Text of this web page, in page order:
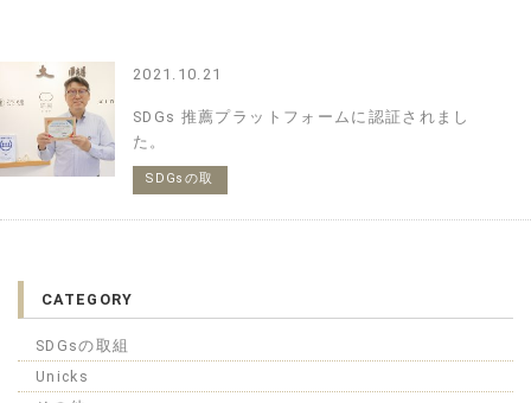
2021.10.21
SDGs 推薦プラットフォームに認証されまし
た。
SDGsの取
CATEGORY
SDGsの取組
Unicks